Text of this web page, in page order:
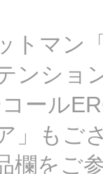
トマン
ンショ
ル
」もご
欄をご